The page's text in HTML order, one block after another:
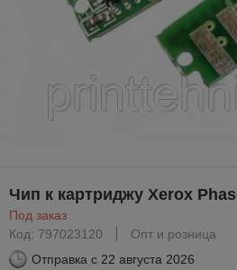
Чип к картриджу Xerox
Под заказ
Код: 797023120
Опт и розница
Отправка с 22 августа 2026